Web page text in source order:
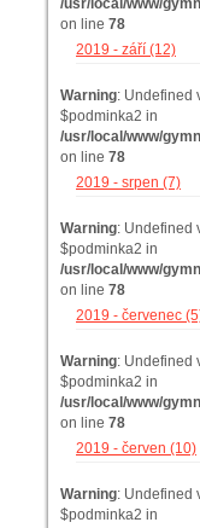
on line 78
2019 - září (12)
Warning: Undefined
$podminka2 in
/usr/local/www/
on line 78
2019 - srpen (7)
Warning: Undefined
$podminka2 in
/usr/local/www/
on line 78
2019 - červenec
Warning: Undefined
$podminka2 in
/usr/local/www/
on line 78
2019 - červen (10)
Warning: Undefined
$podminka2 in